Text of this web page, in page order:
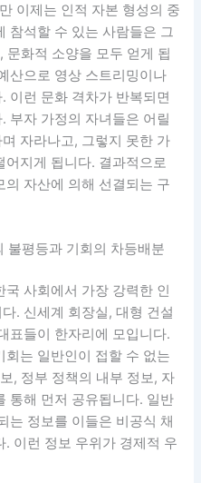
이제는 인적 자본 형성의 중
참석할 수 있는 사람들은 그
문화적 소양을 모두 얻게 됩
산으로 영상 스트리밍이나
이런 문화 격차가 반복되면
부자 가정의 자녀들은 어릴
자라나고, 그렇지 못한 가
지게 됩니다. 결과적으로
자산에 의해 선결되는 구
불평등과 기회의 차등배분
사회에서 가장 강력한 인
. 신세계 회장실, 대형 건설
표들이 한자리에 모입니다.
는 일반인이 접할 수 없는
, 정부 정책의 내부 정보, 자
통해 먼저 공유됩니다. 일반
는 정보를 이들은 비공식 채
이런 정보 우위가 경제적 우